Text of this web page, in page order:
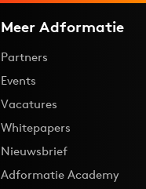
Meer Adformatie
Partners
Events
Vacatures
Whitepapers
Nieuwsbrief
Adformatie Academy